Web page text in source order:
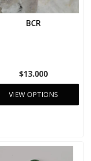
BCR
$13.000
VIEW OPTIONS